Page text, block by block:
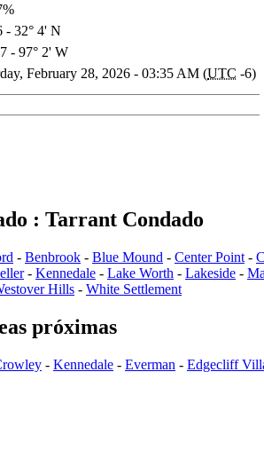
- 32° 4' N
- 97° 2' W
February 28, 2026 - 03:35 AM (UTC -6)
: Tarrant Condado
- Benbrook - Blue Mound - Center Point -
- Kennedale - Lake Worth - Lakeside -
Hills - White Settlement
próximas
- Kennedale - Everman - Edgecliff